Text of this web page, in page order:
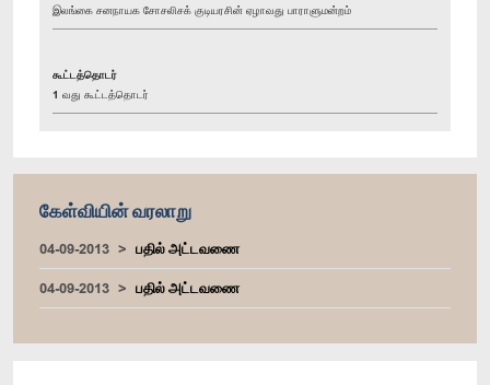
இலங்கை சனநாயக சோசலிசக் குடியரசின் ஏழாவது பாராளுமன்றம்
கூட்டத்தொடர்
1 வது கூட்டத்தொடர்
கேள்வியின் வரலாறு
04-09-2013
பதில் அட்டவணை
04-09-2013
பதில் அட்டவணை